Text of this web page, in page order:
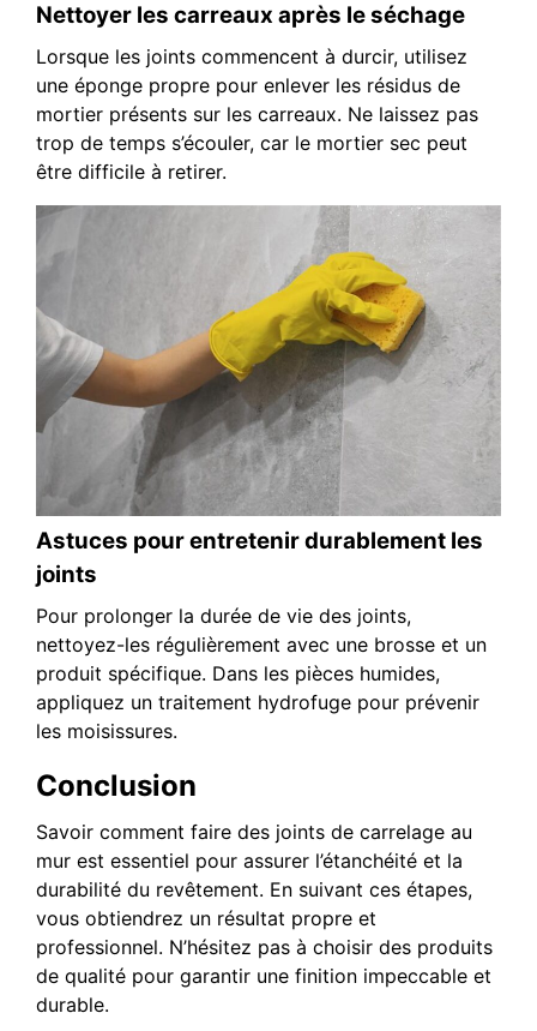
Nettoyer les carreaux après le séchage
Lorsque les joints commencent à durcir, utilisez
une éponge propre pour enlever les résidus de
mortier présents sur les carreaux. Ne laissez pas
trop de temps s’écouler, car le mortier sec peut
être difficile à retirer.
Astuces pour entretenir durablement les
joints
Pour prolonger la durée de vie des joints,
nettoyez-les régulièrement avec une brosse et un
produit spécifique. Dans les pièces humides,
appliquez un traitement hydrofuge pour prévenir
les moisissures.
Conclusion
Savoir comment faire des joints de carrelage au
mur est essentiel pour assurer l’étanchéité et la
durabilité du revêtement. En suivant ces étapes,
vous obtiendrez un résultat propre et
professionnel. N’hésitez pas à choisir des produits
de qualité pour garantir une finition impeccable et
durable.